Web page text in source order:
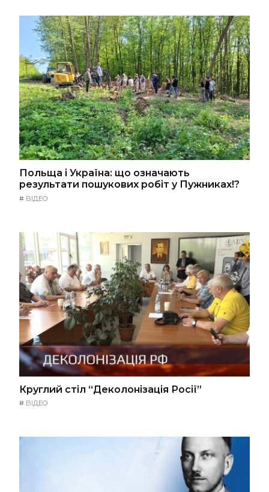
Польща і Україна: що означають
результати пошукових робіт у Пужниках!?
# ВІДЕО
Круглий стіл “Деколонізація Росії”
# ВІДЕО